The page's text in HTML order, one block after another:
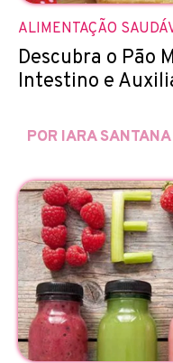
ALIMENTAÇÃO
Descubra o Pão
Intestino e
POR IARA